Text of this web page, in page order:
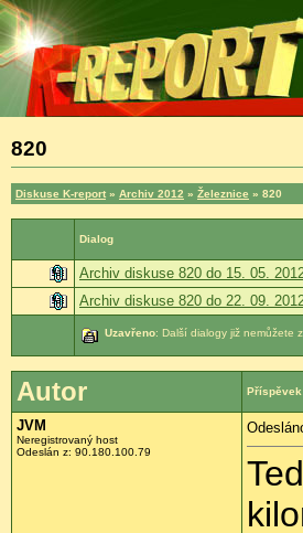
820
Diskuse K-report » Archiv 2012 » Železnice » 820
Dialog
Archiv diskuse 820 do 15. 05.
Archiv diskuse 820 do 22. 09.
Uzavřeno: Další dialogy již nemůžete
Autor Příspěvek
JVM
Neregistrovaný host
Odeslán z: 90.180.100.79